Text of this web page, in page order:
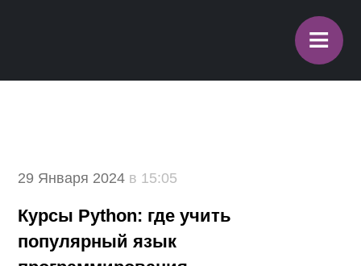
≡
29 Января 2024 в 15:05
Курсы Python: где учить
популярный язык